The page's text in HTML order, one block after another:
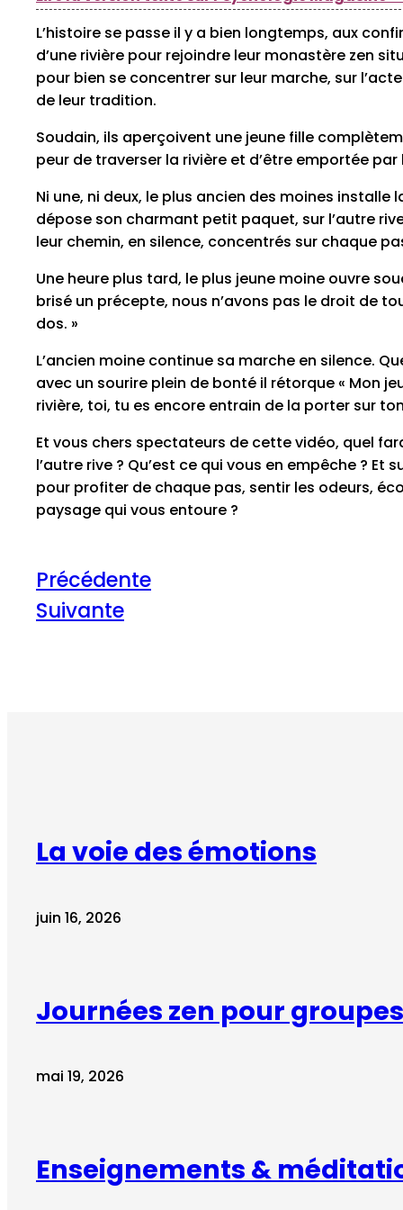
L’histoire se passe il y a bien longtemps, aux
d’une rivière pour rejoindre leur monastère zen
pour bien se concentrer sur leur marche, sur
de leur tradition.
Soudain, ils aperçoivent une jeune fille
peur de traverser la rivière et d’être emportée
Ni une, ni deux, le plus ancien des moines
dépose son charmant petit paquet, sur l’autre
leur chemin, en silence, concentrés sur chaque
Une heure plus tard, le plus jeune moine ouvre
brisé un précepte, nous n’avons pas le droit de
dos. »
L’ancien moine continue sa marche en silence.
avec un sourire plein de bonté il rétorque « Mon
rivière, toi, tu es encore entrain de la porter sur
Et vous chers spectateurs de cette vidéo, quel
l’autre rive ? Qu’est ce qui vous en empêche ?
pour profiter de chaque pas, sentir les odeurs,
paysage qui vous entoure ?
Précédente
Suivante
La voie des émotions
juin 16, 2026
Journées zen pour
mai 19, 2026
Enseignements &